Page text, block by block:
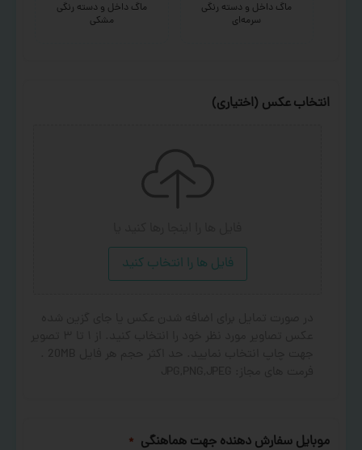
ماگ داخل و دسته رنگی
سرمه‌ای
ماگ داخل و دسته رنگی
مشکی
انتخاب عکس (اختیاری)
فایل ها را انتخاب کنید
موبایل سفارش دهنده جهت هماهنگی *